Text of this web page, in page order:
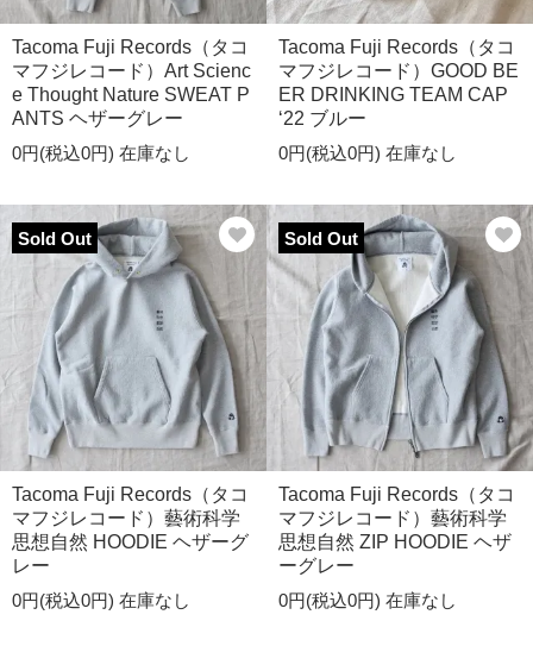
Tacoma Fuji Records（タコ
マフジレコード）Art Scienc
e Thought Nature SWEAT P
ANTS ヘザーグレー
0円(税込0円) 在庫なし
Tacoma Fuji Records（タコ
マフジレコード）GOOD BE
ER DRINKING TEAM CAP
‘22 ブルー
0円(税込0円) 在庫なし
Sold Out
Tacoma Fuji Records（タコ
マフジレコード）藝術科学
思想自然 HOODIE ヘザーグ
レー
0円(税込0円) 在庫なし
Sold Out
Tacoma Fuji Records（タコ
マフジレコード）藝術科学
思想自然 ZIP HOODIE ヘザ
ーグレー
0円(税込0円) 在庫なし